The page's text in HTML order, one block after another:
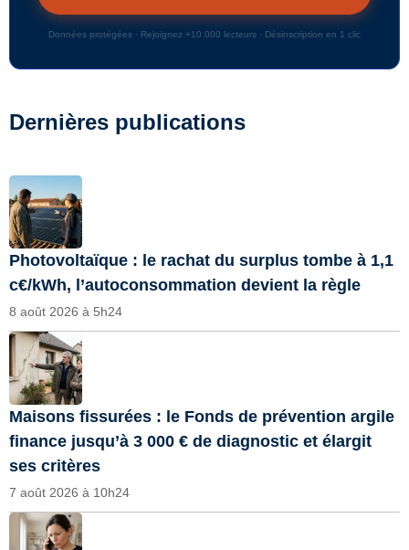
Données protégées · Rejoignez +10 000 lecteurs · Désinscription en 1 clic
Dernières publications
Photovoltaïque : le rachat du surplus tombe à 1,1
c€/kWh, l’autoconsommation devient la règle
8 août 2026 à 5h24
Maisons fissurées : le Fonds de prévention argile
finance jusqu’à 3 000 € de diagnostic et élargit
ses critères
7 août 2026 à 10h24